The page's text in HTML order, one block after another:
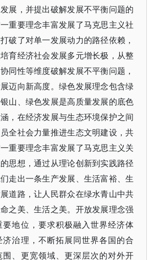
展，并提出破解发展不平衡问题的
重要理念丰富发展了马克思主义社
破了对单一发展动力的路径依赖，
育经济社会发展多元增长极，从整
同性等维度破解发展不平衡问题，
迈向新高度。绿色发展理念包含绿
山、绿色发展是高质量发展的底色
，在经济发展与生态环境保护之间
全社会力量推进生态文明建设，共
重要理念丰富发展了马克思主义关
思想，通过从理论创新到实践路径
走出一条生产发展、生活富裕、生
道路，让人民群众在绿水青山中共
之美、生活之美。开放发展理念强
地位，要求积极融入世界经济体
济治理，不断拓展同世界各国的合
、更宽领域、更深层次的对外开